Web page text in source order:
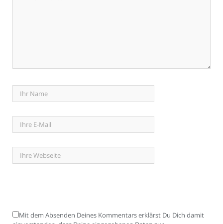
Mit dem Absenden Deines Kommentars erklärst Du Dich damit